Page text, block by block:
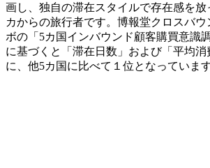
画し、独自の滞在スタイルで存在感を放
カからの旅行者です。博報堂クロスバ
ボの「5カ国インバウンド顧客購買意識
に基づくと「滞在日数」および「平均
に、他5カ国に比べて１位となっています